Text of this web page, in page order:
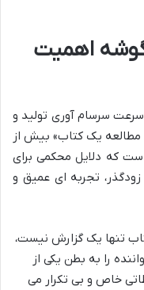
اهمیت
سرعت سرسام آوری تولید و
یک کتاب» بیش از
که دلایل محکمی برای
تجربه ای عمیق و
تنها یک گزارش نیست،
را به بطن یکی از
خاص و بی تکرار می